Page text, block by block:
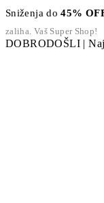
Sniženja do45%
zaliha. Vaš Super Shop!
DOBRODOŠLI |